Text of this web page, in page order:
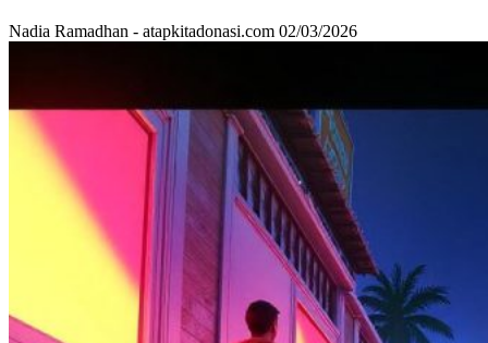
Nadia Ramadhan - atapkitadonasi.com 02/03/2026